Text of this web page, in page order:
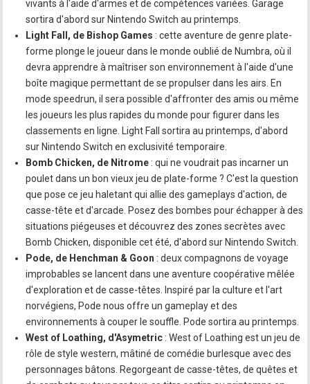
vivants à l'aide d'armes et de compétences variées. Garage
sortira d'abord sur Nintendo Switch au printemps.
Light Fall, de Bishop Games : cette aventure de genre plate-
forme plonge le joueur dans le monde oublié de Numbra, où il
devra apprendre à maîtriser son environnement à l'aide d'une
boîte magique permettant de se propulser dans les airs. En
mode speedrun, il sera possible d'affronter des amis ou même
les joueurs les plus rapides du monde pour figurer dans les
classements en ligne. Light Fall sortira au printemps, d'abord
sur Nintendo Switch en exclusivité temporaire.
Bomb Chicken, de Nitrome : qui ne voudrait pas incarner un
poulet dans un bon vieux jeu de plate-forme ? C'est la question
que pose ce jeu haletant qui allie des gameplays d'action, de
casse-tête et d'arcade. Posez des bombes pour échapper à des
situations piégeuses et découvrez des zones secrètes avec
Bomb Chicken, disponible cet été, d'abord sur Nintendo Switch.
Pode, de Henchman & Goon : deux compagnons de voyage
improbables se lancent dans une aventure coopérative mêlée
d'exploration et de casse-têtes. Inspiré par la culture et l'art
norvégiens, Pode nous offre un gameplay et des
environnements à couper le souffle. Pode sortira au printemps.
West of Loathing, d'Asymetric : West of Loathing est un jeu de
rôle de style western, mâtiné de comédie burlesque avec des
personnages bâtons. Regorgeant de casse-têtes, de quêtes et